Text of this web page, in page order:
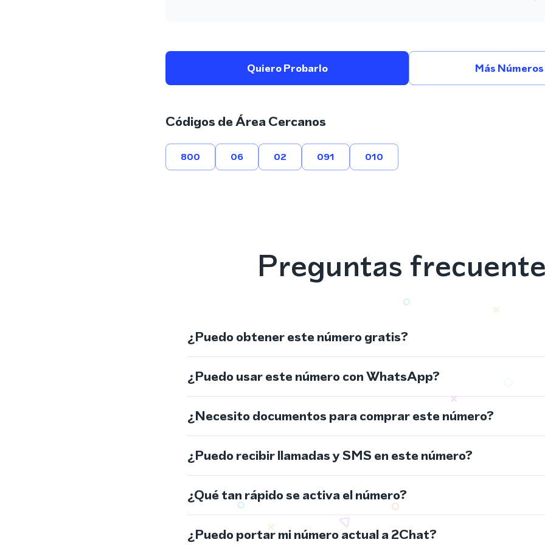
Quiero Probarlo Más
Códigos de Área Cercanos
800 06 02 091 010
Preguntas
¿Puedo obtener este número gratis?
¿Puedo usar este número con WhatsApp?
¿Necesito documentos para comprar este número?
¿Puedo recibir llamadas y SMS en este número?
¿Qué tan rápido se activa el número?
¿Puedo portar mi número actual a 2Chat?